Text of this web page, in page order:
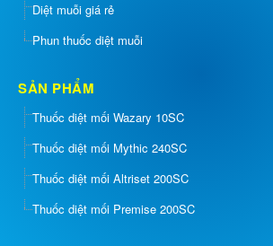
Diệt muỗi giá rẻ
Phun thuốc diệt muỗi
SẢN PHẨM
Thuốc diệt mối Wazary 10SC
Thuốc diệt mối Mythic 240SC
Thuốc diệt mối Altriset 200SC
Thuốc diệt mối Premise 200SC